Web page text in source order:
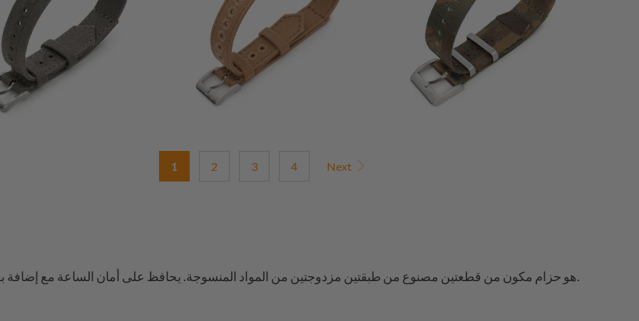
1 2 3 4 Next
A2 هو حزام مكون من قطعتين مصنوع من طبقتين مزدوجتين من المواد المنسوجة. يحافظ على أمان الساعة مع إضافة بعض السماكة، مما يجعله مثالياً لحجم العلب الأكبر.